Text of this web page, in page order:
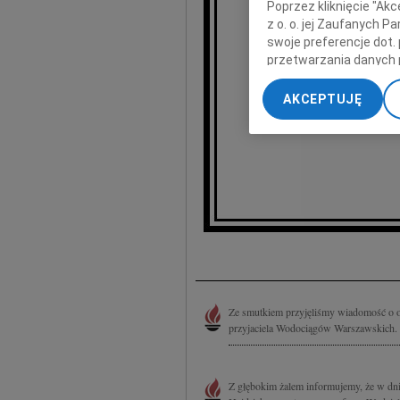
Ze smutkiem przyjęliśmy wiadomość o
przyjaciela Wodociągów
Z głębokim żalem informujemy, że w
Poprzez kliknięcie
z o. o. jej Zaufanych
swoje preferencje dot.
przetwarzania danych
„Ustawienia
My, nasi Zaufani
dokładnych danych
Przechowywanie
treści, badnie
AKCEPTUJĘ